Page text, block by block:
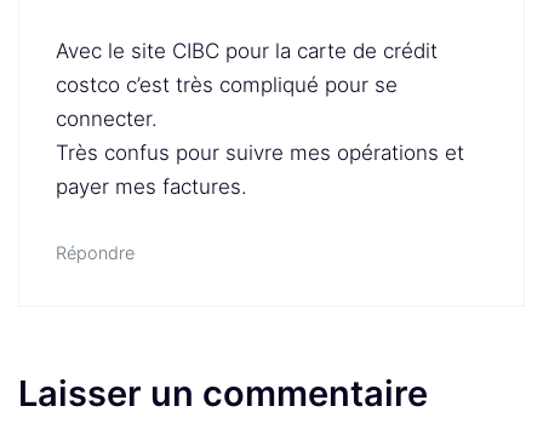
Avec le site CIBC pour la carte de crédit
costco c’est très compliqué pour se
connecter.
Très confus pour suivre mes opérations et
payer mes factures.
Répondre
Laisser un commentaire